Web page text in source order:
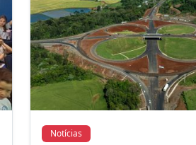
Notícias